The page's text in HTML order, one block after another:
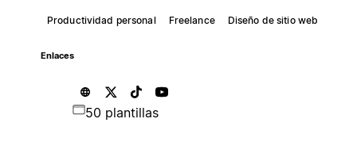
Productividad personal Freelance Diseño de sitio web
Enlaces
50 plantillas